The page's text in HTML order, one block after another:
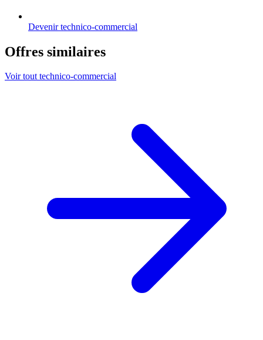
Devenir technico-commercial
Offres similaires
Voir tout technico-commercial